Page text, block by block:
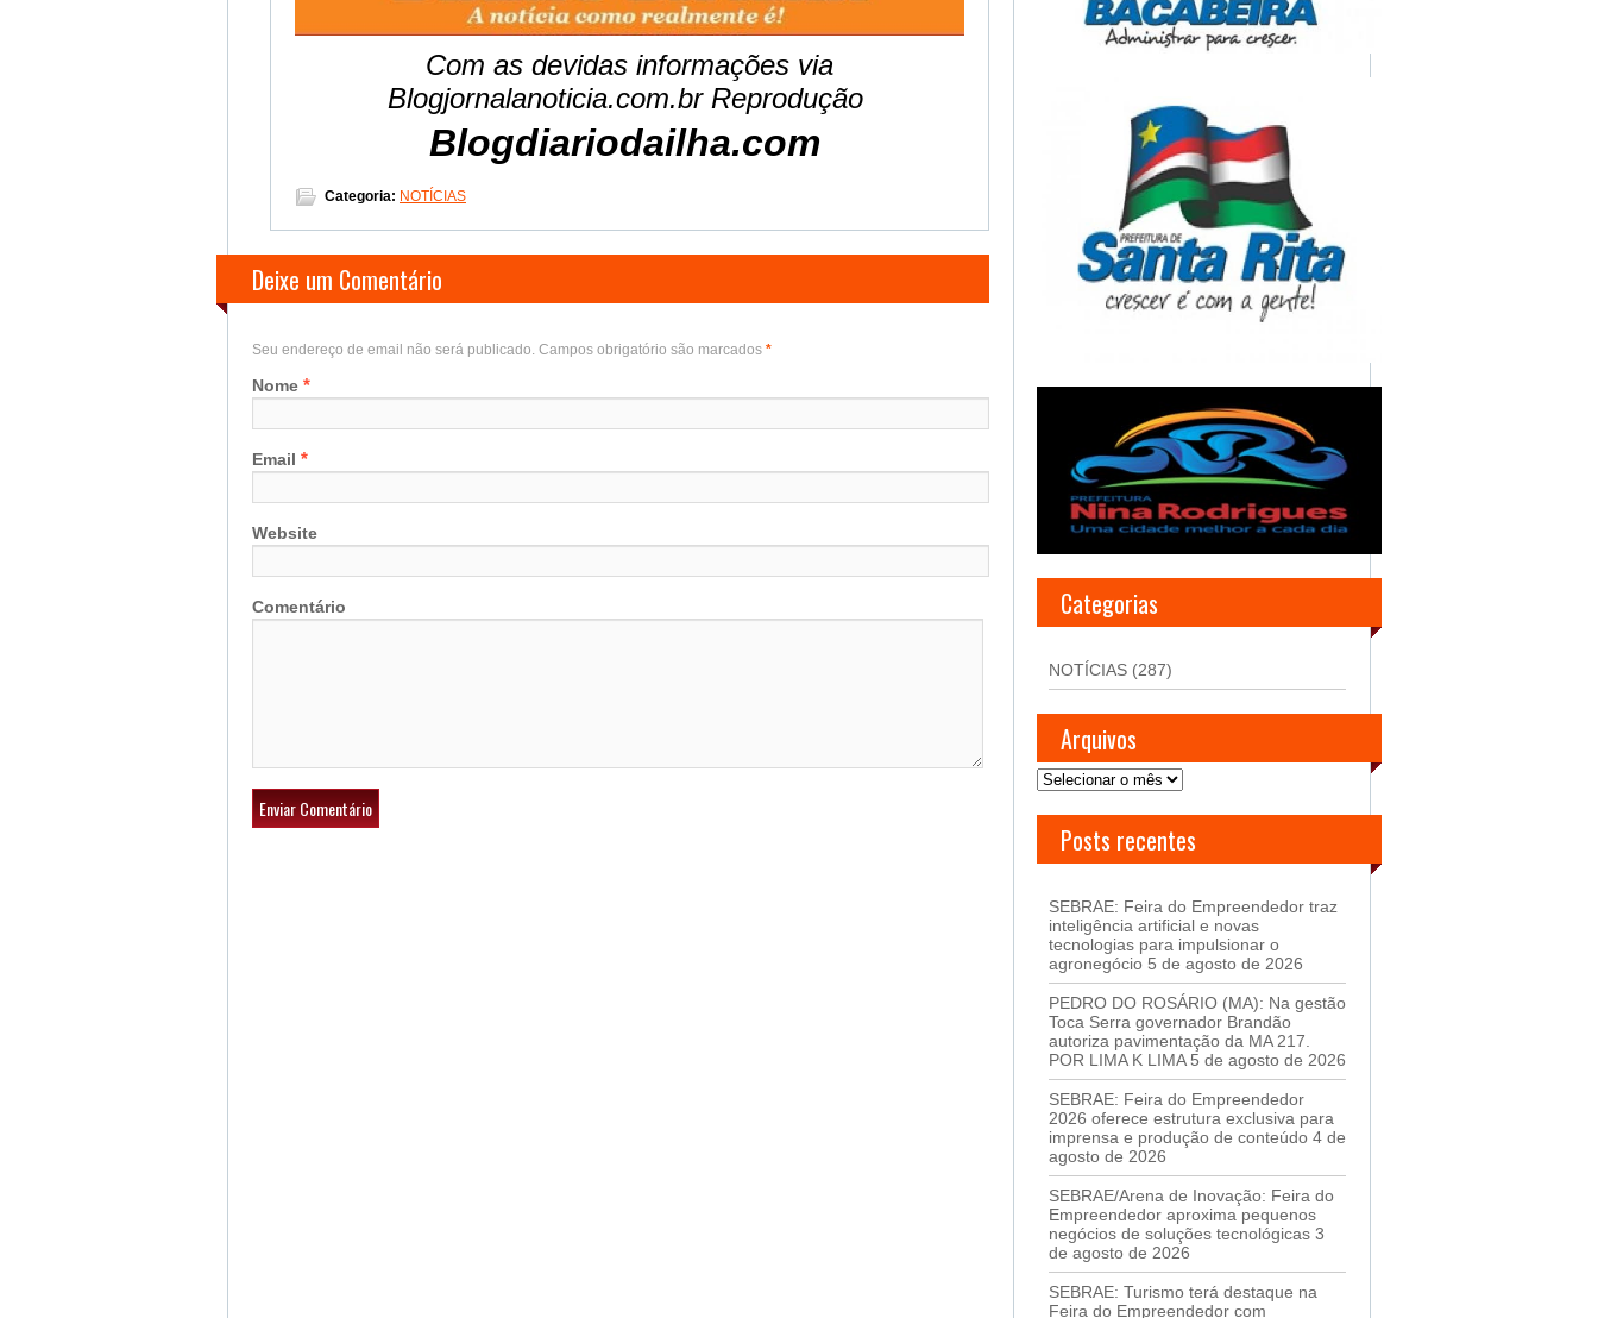
Com as devidas informações via
Blogjornalanoticia.com.br Reprodução
Blogdiariodailha.com
Categoria: NOTÍCIAS
Deixe um Comentário
Seu endereço de email não será publicado. Campos obrigatório são marcados *
Nome *
Email *
Website
Comentário Categorias
NOTÍCIAS (287)
Arquivos
Arquivos
Posts recentes
SEBRAE: Feira do Empreendedor traz
inteligência artificial e novas
tecnologias para impulsionar o
agronegócio 5 de agosto de 2026
PEDRO DO ROSÁRIO (MA): Na gestão
Toca Serra governador Brandão
autoriza pavimentação da MA 217.
POR LIMA K LIMA 5 de agosto de 2026
SEBRAE: Feira do Empreendedor
2026 oferece estrutura exclusiva para
imprensa e produção de conteúdo 4 de
agosto de 2026
SEBRAE/Arena de Inovação: Feira do
Empreendedor aproxima pequenos
negócios de soluções tecnológicas 3
de agosto de 2026
SEBRAE: Turismo terá destaque na
Feira do Empreendedor com